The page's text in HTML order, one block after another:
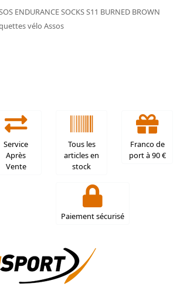
ENDURANCE SOCKS S11 BURNED BROWN
vélo Assos
Service
Après
Vente
Tous les
articles en
stock
Franco de
port à 90 €
Paiement sécurisé